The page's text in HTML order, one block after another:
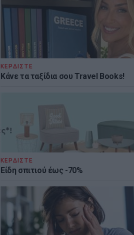
ΚΕΡΔΙΣΤΕ
Κάνε τα ταξίδια σου Travel Books!
ΚΕΡΔΙΣΤΕ
Είδη σπιτιού έως -70%